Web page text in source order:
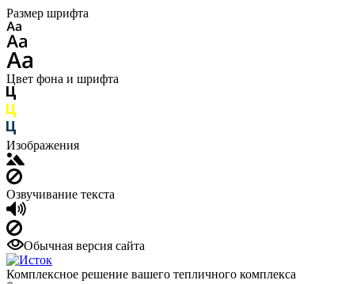
Размер шрифта
Цвет фона и шрифта
Изображения
Озвучивание текста
Обычная версия сайта
Комплексное решение вашего тепличного комплекса